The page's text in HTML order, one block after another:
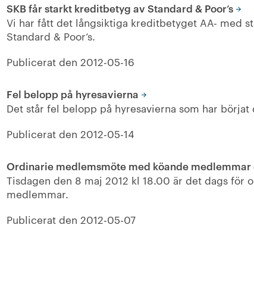
SKB får starkt kreditbetyg av Standard & Poor’s
Vi har fått det långsiktiga kreditbetyget AA- med
Standard & Poor’s.
Publicerat den 2012-05-16
Fel belopp på hyresavierna
Det står fel belopp på hyresavierna som har börjat
Publicerat den 2012-05-14
Ordinarie medlemsmöte med köande medlemmar
Tisdagen den 8 maj 2012 kl 18.00 är det dags för
medlemmar.
Publicerat den 2012-05-07